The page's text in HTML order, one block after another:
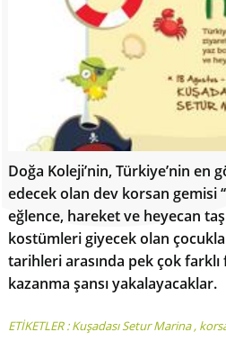
Doğa Koleji’nin, Türkiye’nin en
edecek olan dev korsan gemisi
eğlence, hareket ve heyecan
kostümleri giyecek olan
tarihleri arasında pek çok farklı
kazanma şansı yakalayacaklar.
ETİKETLER :Kuşadası Setur Marina,